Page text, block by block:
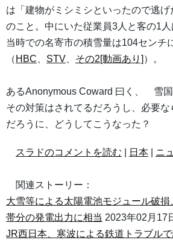
は「建物がミシミシといったので逃げ
のこと。中にいた従業員3人と客の1
当時での名寄市の積雪量は104センチ
（ HBC STV その2[動画あり] ）。
あるAnonymous Coward 曰く、 雪
その対策はされてるだろうし、必要
だろうに、どうしてこうなった？
スラドのコメントを読む 日本 ニ
関連ストーリー：
大雪等による太陽電池モジュール破
帯分の発電出力に相当 2023年02月17
JR西日本、寒波による鉄道トラブル